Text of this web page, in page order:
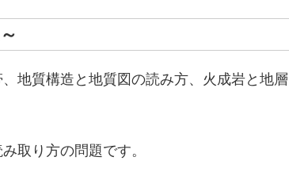
地質構造と地質図の読み方、火成岩と地層
取り方の問題です。